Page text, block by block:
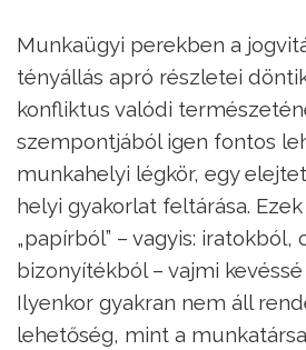
Munkaügyi perekben a
tényállás apró részletei
konfliktus valódi
szempontjából igen fontos
munkahelyi légkör, egy
helyi gyakorlat feltárása.
„papírból” – vagyis: iratokból,
bizonyítékból – vajmi
Ilyenkor gyakran nem áll
lehetőség, mint a